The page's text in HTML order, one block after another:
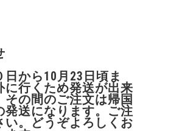
日から10月23日頃ま
に行くため発送が出来
その間のご注文は帰国
発送になります。ご注
い。どうぞよろしくお